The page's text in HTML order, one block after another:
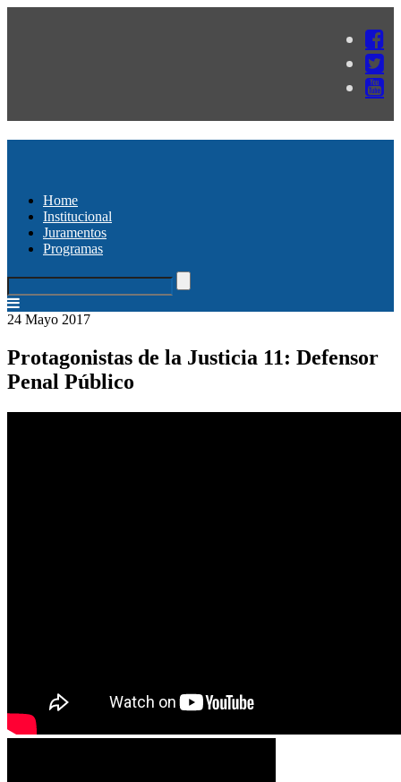
Home
Institucional
Juramentos
Programas
24 Mayo 2017
Protagonistas de la Justicia 11: Defensor
Penal Público